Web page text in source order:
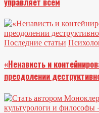
Последние статьи
«Ненависть и
преодолении